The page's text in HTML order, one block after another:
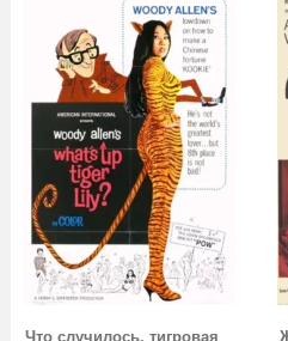
Что случилось, тигровая